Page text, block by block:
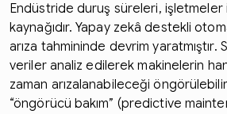
Endüstride duruş süreleri, işletmeler
kaynağıdır. Yapay zekâ destekli
arıza tahmininde devrim
veriler analiz edilerek makinelerin
zaman arızalanabileceği
“öngörücü bakım” (predictive